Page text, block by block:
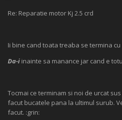
Re: Reparatie motor Kj 2.5 crd
Ii bine cand toata treaba se termina cu
Da-i inainte sa manance jar cand e
Tocmai ce terminam si noi de urcat
facut bucatele pana la ultimul surub.
facut. :grin: